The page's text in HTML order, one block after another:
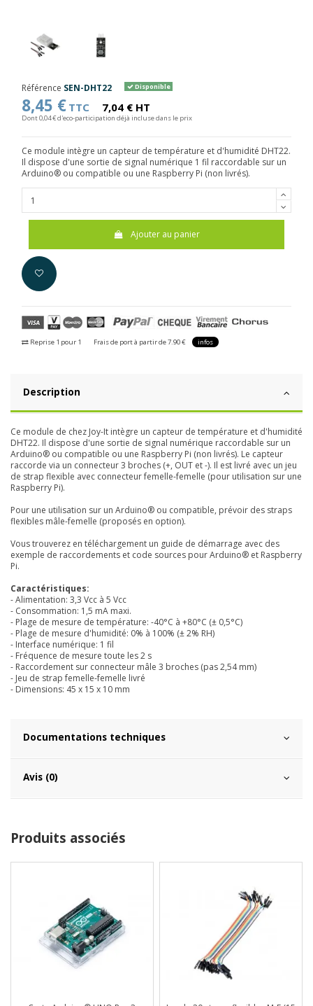
Référence SEN-DHT22 Disponible
8,45 € TTC 7,04 € HT
Dont 0,04 € d'eco-participation déjà incluse dans le prix
Ce module intègre un capteur de température et d'humidité DHT22.
Il dispose d'une sortie de signal numérique 1 fil raccordable sur un
Arduino® ou compatible ou une Raspberry Pi (non livrés).
Ajouter au panier
Reprise 1 pour 1 Frais de port à partir de 7.90 € infos
Description
Ce module de chez Joy-It intègre un capteur de température et d'humidité
DHT22. Il dispose d'une sortie de signal numérique raccordable sur un
Arduino® ou compatible ou une Raspberry Pi (non livrés). Le capteur
raccorde via un connecteur 3 broches (+, OUT et -). Il est livré avec un jeu
de strap flexible avec connecteur femelle-femelle (pour utilisation sur une
Raspberry Pi).
Pour une utilisation sur un Arduino® ou compatible, prévoir des straps
flexibles mâle-femelle (proposés en option).
Vous trouverez en téléchargement un guide de démarrage avec des
exemple de raccordements et code sources pour Arduino® et Raspberry
Pi.
Caractéristiques:
- Alimentation: 3,3 Vcc à 5 Vcc
- Consommation: 1,5 mA maxi.
- Plage de mesure de température: -40°C à +80°C (± 0,5°C)
- Plage de mesure d'humidité: 0% à 100% (± 2% RH)
- Interface numérique: 1 fil
- Fréquence de mesure toute les 2 s
- Raccordement sur connecteur mâle 3 broches (pas 2,54 mm)
- Jeu de strap femelle-femelle livré
- Dimensions: 45 x 15 x 10 mm
Documentations techniques
Avis (0)
Produits associés